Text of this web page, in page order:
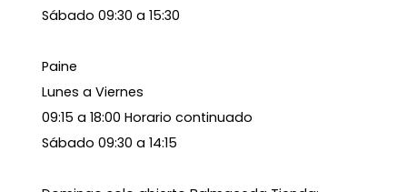
Sábado 09:30 a 15:30
Paine
Lunes a Viernes
09:15 a 18:00 Horario continuado
Sábado 09:30 a 14:15